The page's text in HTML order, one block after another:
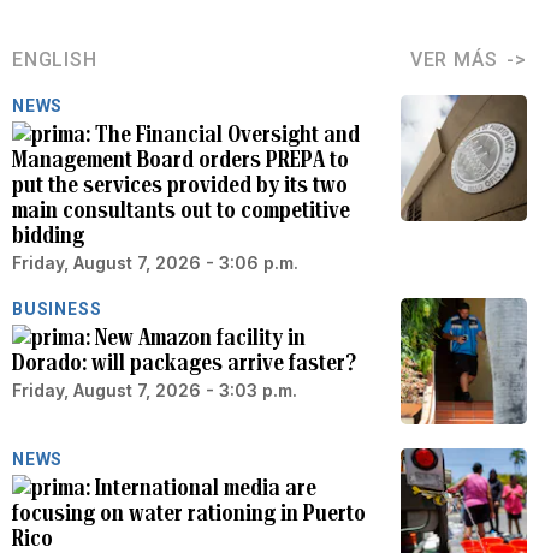
ENGLISH VER MÁS
NEWS
The Financial Oversight and
Management Board orders PREPA to
put the services provided by its two
main consultants out to competitive
bidding
Friday, August 7, 2026 - 3:06 p.m.
BUSINESS
New Amazon facility in
Dorado: will packages arrive faster?
Friday, August 7, 2026 - 3:03 p.m.
NEWS
International media are
focusing on water rationing in Puerto
Rico